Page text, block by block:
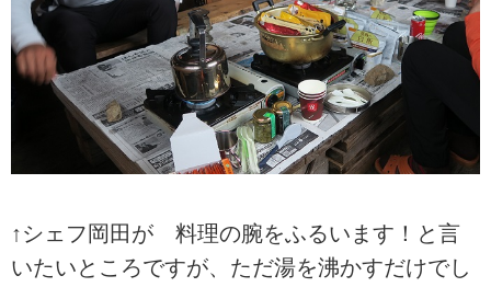
↑シェフ岡田が 料理の腕をふるいます！と言
いたいところですが、ただ湯を沸かすだけでし